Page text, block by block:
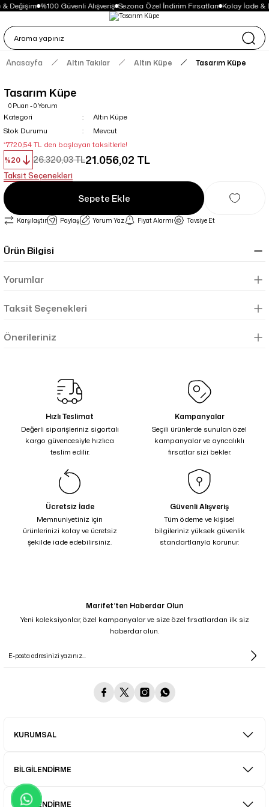
Değişim %100 Güvenli Alışveriş Sezona Özel İndirim Fırsatları Kolay İade &
Anasayfa Altın Takılar Altın Küpe Tasarım Küpe
Tasarım Küpe
0 Puan - 0 Yorum
Kategori
Altın Küpe
Stok Durumu
Mevcut
*7.720,54 TL den başlayan taksitlerle!
%20
26.320,03 TL21.056,02 TL
Taksit Seçenekleri
Sepete Ekle
Karşılaştır Paylaş Yorum Yaz Fiyat Alarmı Tavsiye Et
Ürün Bilgisi
Yorumlar
Taksit Seçenekleri
Önerileriniz
Hızlı Teslimat
Değerli siparişleriniz sigortalı
kargo güvencesiyle hızlıca
teslim edilir.
Kampanyalar
Seçili ürünlerde sunulan özel
kampanyalar ve ayrıcalıklı
fırsatlar sizi bekler.
Ücretsiz İade
Memnuniyetiniz için
ürünlerinizi kolay ve ücretsiz
şekilde iade edebilirsiniz.
Güvenli Alışveriş
Tüm ödeme ve kişisel
bilgileriniz yüksek güvenlik
standartlarıyla korunur.
Marifet’ten Haberdar Olun
Yeni koleksiyonlar, özel kampanyalar ve size özel fırsatlardan ilk siz
haberdar olun.
KURUMSAL
BİLGİLENDİRME
BİLGİLENDİRME